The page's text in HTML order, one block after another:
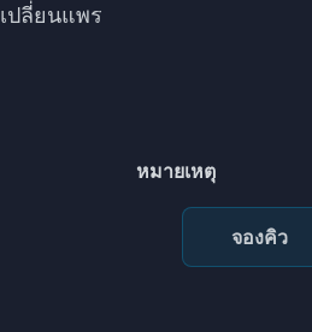
เปลี่ยนแพร
หมายเหตุ
จองคิว